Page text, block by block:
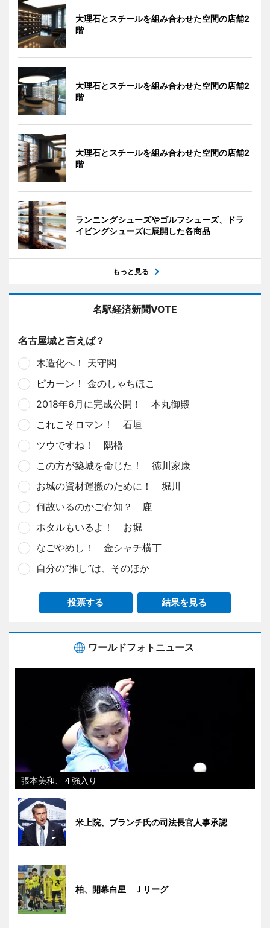
大理石とスチールを組み合わせた空間の店舗2
階
大理石とスチールを組み合わせた空間の店舗2
階
大理石とスチールを組み合わせた空間の店舗2
階
ランニングシューズやゴルフシューズ、ドラ
イビングシューズに展開した各商品
もっと見る
名駅経済新聞VOTE
名古屋城と言えば？
木造化へ！ 天守閣
ピカーン！ 金のしゃちほこ
2018年6月に完成公開！ 本丸御殿
これこそロマン！ 石垣
ツウですね！ 隅櫓
この方が築城を命じた！ 徳川家康
お城の資材運搬のために！ 堀川
何故いるのかご存知？ 鹿
ホタルもいるよ！ お堀
なごやめし！ 金シャチ横丁
自分の“推し”は、そのほか
投票する 結果を見る
ワールドフォトニュース
張本美和、４強入り
米上院、ブランチ氏の司法長官人事承認
柏、開幕白星 Ｊリーグ